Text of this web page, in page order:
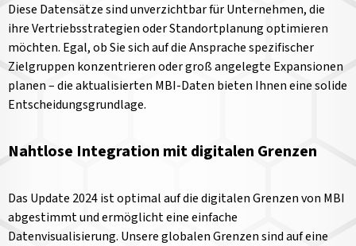
Diese Datensätze sind unverzichtbar für Unternehmen, die
ihre Vertriebsstrategien oder Standortplanung optimieren
möchten. Egal, ob Sie sich auf die Ansprache spezifischer
Zielgruppen konzentrieren oder groß angelegte Expansionen
planen – die aktualisierten MBI-Daten bieten Ihnen eine solide
Entscheidungsgrundlage.
Nahtlose Integration mit digitalen Grenzen
Das Update 2024 ist optimal auf die digitalen Grenzen von MBI
abgestimmt und ermöglicht eine einfache
Datenvisualisierung. Unsere globalen Grenzen sind auf eine